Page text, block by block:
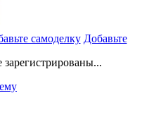
самоделку Добавьте